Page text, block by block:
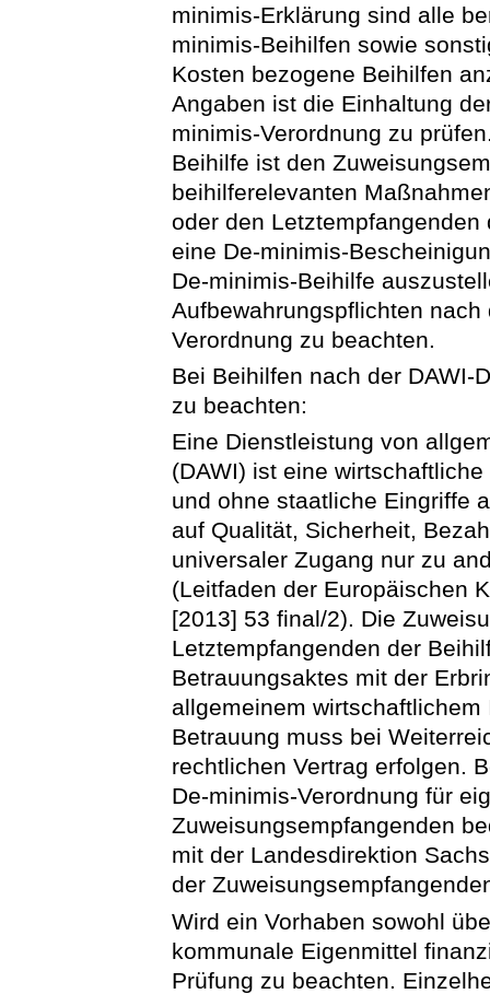
minimis-Erklärung sind alle
minimis-Beihilfen sowie
Kosten bezogene Beihilfen
Angaben ist die Einhaltung
minimis-Verordnung zu
Beihilfe ist den
beihilferelevanten
oder den
eine De-minimis-
De-minimis-Beihilfe
Aufbewahrungspflichten
Verordnung zu beachten.
Bei Beihilfen nach der DAWI-
zu beachten:
Eine Dienstleistung von
(DAWI) ist eine
und ohne staatliche Eingriffe
auf Qualität, Sicherheit,
universaler Zugang nur zu
(Leitfaden der Europäischen
[2013] 53 final/2). Die
Letztempfangenden der
Betrauungsaktes mit der
allgemeinem
Betrauung muss bei
rechtlichen Vertrag erfolgen.
De-minimis-Verordnung für
Zuweisungsempfangenden
mit der Landesdirektion
der
Wird ein Vorhaben sowohl
kommunale Eigenmittel
Prüfung zu beachten.